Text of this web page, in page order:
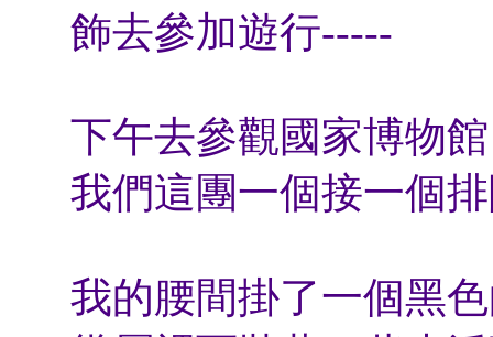
飾去參加遊行-----
下午去參觀國家博物
我們這團一個接一個
我的腰間掛了一個黑